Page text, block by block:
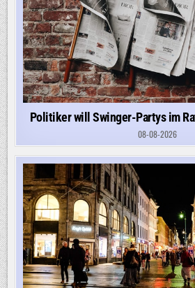
Politiker will Swinger-Partys im
08-08-2026